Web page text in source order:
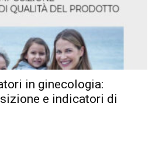
in ginecologia:
e indicatori di